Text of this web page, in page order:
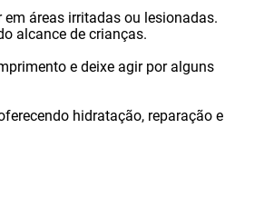
áreas irritadas ou lesionadas.
alcance de crianças.
e deixe agir por alguns
hidratação, reparação e